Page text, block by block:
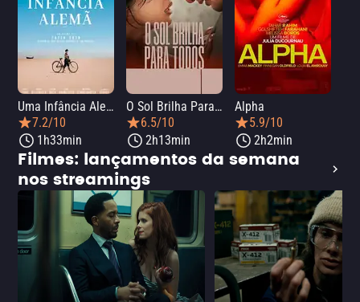
Uma Infância Alemã
7.2/10
1h33min
O Sol Brilha Para Todos
6.5/10
2h13min
Alpha
5.9/10
2h2min
Filmes: lançamentos da semana
nos streamings